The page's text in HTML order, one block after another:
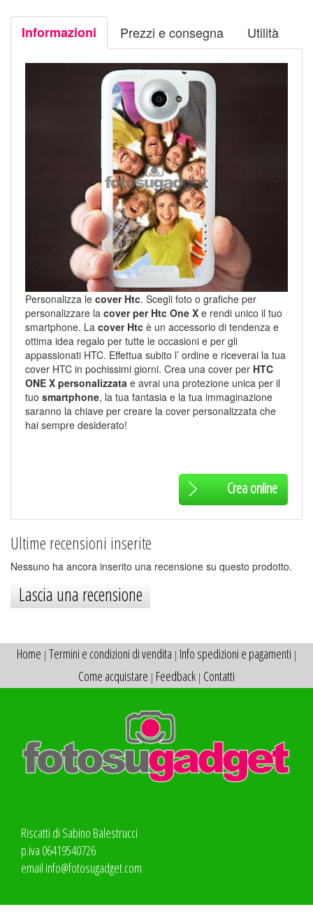
Informazioni Prezzi e consegna Utilità
Personalizza le cover Htc. Scegli foto o grafiche per
personalizzare la cover per Htc One X e rendi unico il tuo
smartphone. La cover Htc è un accessorio di tendenza e
ottima idea regalo per tutte le occasioni e per gli
appassionati HTC. Effettua subito l’ ordine e riceverai la tua
cover HTC in pochissimi giorni. Crea una cover per HTC
ONE X personalizzata e avrai una protezione unica per il
tuo smartphone, la tua fantasia e la tua immaginazione
saranno la chiave per creare la cover personalizzata che
hai sempre desiderato!
Crea online
Ultime recensioni inserite
Nessuno ha ancora inserito una recensione su questo prodotto.
Lascia una recensione
Home | Termini e condizioni di vendita | Info spedizioni e pagamenti |
Come acquistare | Feedback | Contatti
Riscatti di Sabino Balestrucci
p.iva 06419540726
email info@fotosugadget.com